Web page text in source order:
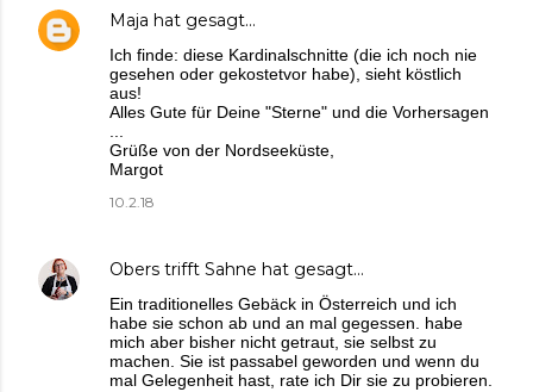
Maja hat gesagt…
Ich finde: diese Kardinalschnitte (die ich noch nie
gesehen oder gekostetvor habe), sieht köstlich
aus!
Alles Gute für Deine "Sterne" und die Vorhersagen
...
Grüße von der Nordseeküste,
Margot
10.2.18
Obers trifft Sahne hat gesagt…
Ein traditionelles Gebäck in Österreich und ich
habe sie schon ab und an mal gegessen. habe
mich aber bisher nicht getraut, sie selbst zu
machen. Sie ist passabel geworden und wenn du
mal Gelegenheit hast, rate ich Dir sie zu probieren.